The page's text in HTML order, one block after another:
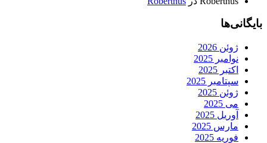
بایگانی‌ها
ژوئن 2026
نوامبر 2025
اکتبر 2025
سپتامبر 2025
ژوئن 2025
می 2025
آوریل 2025
مارس 2025
فوریه 2025